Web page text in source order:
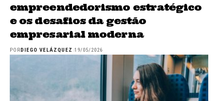
empreendedorismo estratégico
e os desafios da gestão
empresarial moderna
PORDIEGO VELÁZQUEZ 19/05/2026